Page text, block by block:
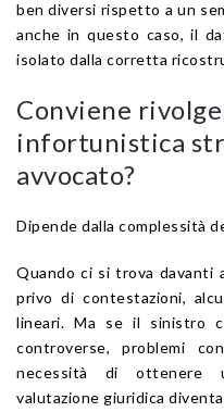
ben diversi rispetto a un
anche in questo caso, il
isolato dalla corretta
Conviene
infortunistica
avvocato?
Dipende dalla complessità
Quando ci si trova davanti
privo di contestazioni,
lineari. Ma se il sinistro
controverse, problemi
necessità di ottenere
valutazione giuridica